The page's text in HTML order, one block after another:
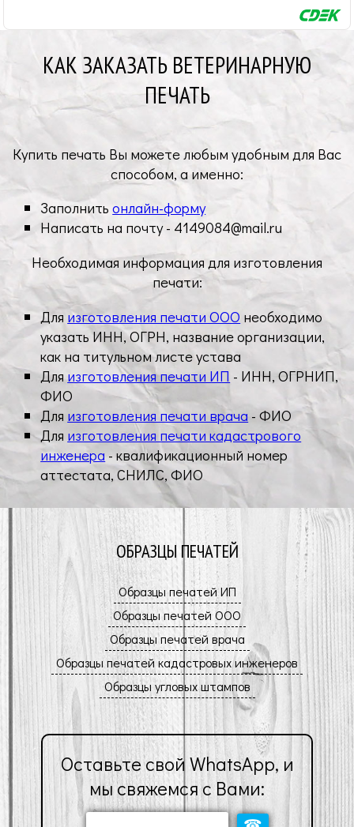
КАК ЗАКАЗАТЬ ВЕТЕРИНАРНУЮ
ПЕЧАТЬ
Купить печать Вы можете любым удобным для Вас
способом, а именно:
Заполнитьонлайн-форму
Написать на почту - 4149084@mail.ru
Необходимая информация для изготовления
печати:
Для изготовления печати ООО необходимо
указать ИНН, ОГРН, название организации,
как на титульном листе устава
Для изготовления печати ИП - ИНН, ОГРНИП,
ФИО
Для изготовления печати врача - ФИО
Для изготовления печати кадастрового
инженера - квалификационный номер
аттестата, СНИЛС, ФИО
ОБРАЗЦЫ ПЕЧАТЕЙ
Оставьте свой WhatsApp, и
мы свяжемся с Вами: